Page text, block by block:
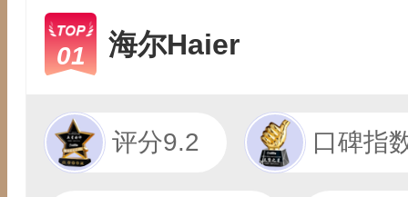
01 海尔Haier
评分9.2 口碑指